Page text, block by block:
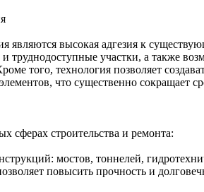
являются высокая адгезия к
участки, а также
того, технология позволяет
что существенно сокращает
сферах строительства и ремонта:
мостов, тоннелей,
повысить прочность и